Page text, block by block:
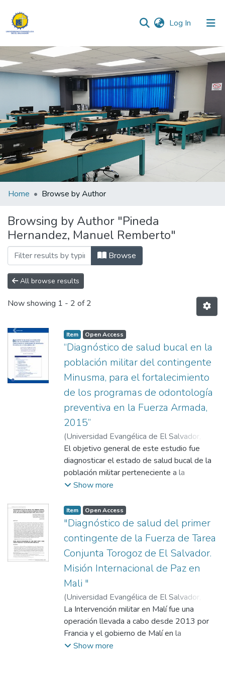
Log In (current)
Communities & Collections
All of DSpace
Home Browse by Author
Browsing by Author "Pineda
Hernandez, Manuel Remberto"
Browse
All browse results
Now showing 1 - 2 of 2
Item Open Access
“Diagnóstico de salud bucal en la
población militar del contingente
Minusma, para el fortalecimiento
de los programas de odontología
preventiva en la Fuerza Armada,
2015”
(Universidad Evangélica de El Salvador,
2017-02) Rodríguez de Cáceres, Jossette
Arleen;Pineda Hernandez, Manuel
Remberto;Arévalo de Roque, Yesenia
Guadalupe;Fuentes de Sermeño, Ruth
El objetivo general de este estudio fue
diagnosticar el estado de salud bucal de la
población militar perteneciente a la
compañía MINUSMA, durante el periodo de
de empleo y trabajo constituyen un
determinante social de la salud y calidad de
vida que, para el caso de las condiciones de
trabajo del sector militar, suponen mayores
factores de riesgos de seguridad dada la
naturaleza de su misión y que pueden influir
directamente en el estado psicológico del
personal. La investigación de tipo
cuantitativa, transversal y prospectiva,
donde las unidades de análisis fueron los
90 sujetos pertenecientes a la Compañía de
la Misión Naciones Unidas para Mali
Show more
Item Open Access
"Diagnóstico de salud del primer
contingente de la Fuerza de Tarea
Conjunta Torogoz de El Salvador.
Misión Internacional de Paz en
Mali "
(Universidad Evangélica de El Salvador,
2016-11)Rodríguez de Cáceres, Jossette
Arleen;Pineda Hernandez, Manuel
Remberto;Arévalo de Roque, Yesenia
Guadalupe;Fuentes de Sermeño, Ruth
La Intervención militar en Malí fue una
operación llevada a cabo desde 2013 por
Francia y el gobierno de Malí en la
Operación Serval, con el apoyo de varios
Show more